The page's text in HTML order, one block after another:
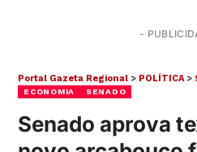
-
Portal Gazeta Regional > POLÍTICA>
ECONOMIA SENADO
Senado aprova